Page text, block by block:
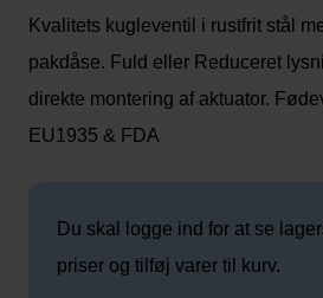
Kvalitets kugleventil i rustfrit stål
pakdåse. Fuld eller Reduceret
direkte montering af aktuator.
EU1935 & FDA
Du skal logge ind for at se
priser og tilføj varer til kurv.